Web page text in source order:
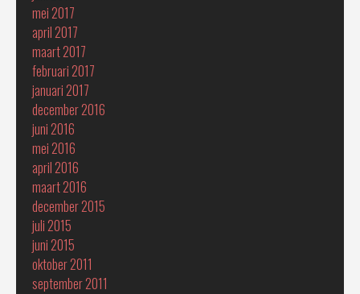
mei 2017
april 2017
maart 2017
februari 2017
januari 2017
december 2016
juni 2016
mei 2016
april 2016
maart 2016
december 2015
juli 2015
juni 2015
oktober 2011
september 2011